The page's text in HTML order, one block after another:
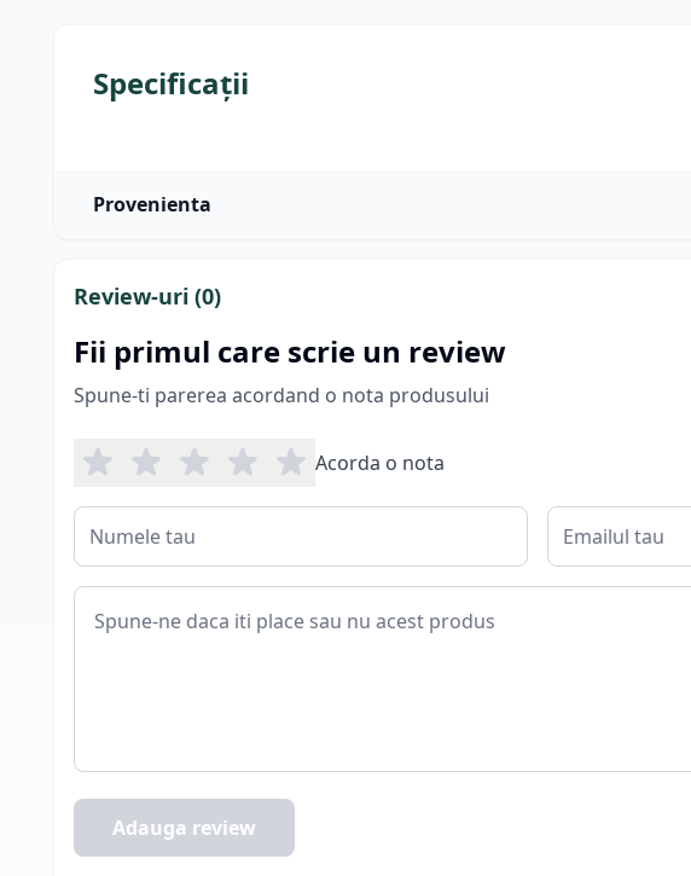
Specificații
Provenienta
Review-uri (0)
Fii primul care scrie un review
Spune-ti parerea acordand o nota produsului
Acorda o nota
Adauga review